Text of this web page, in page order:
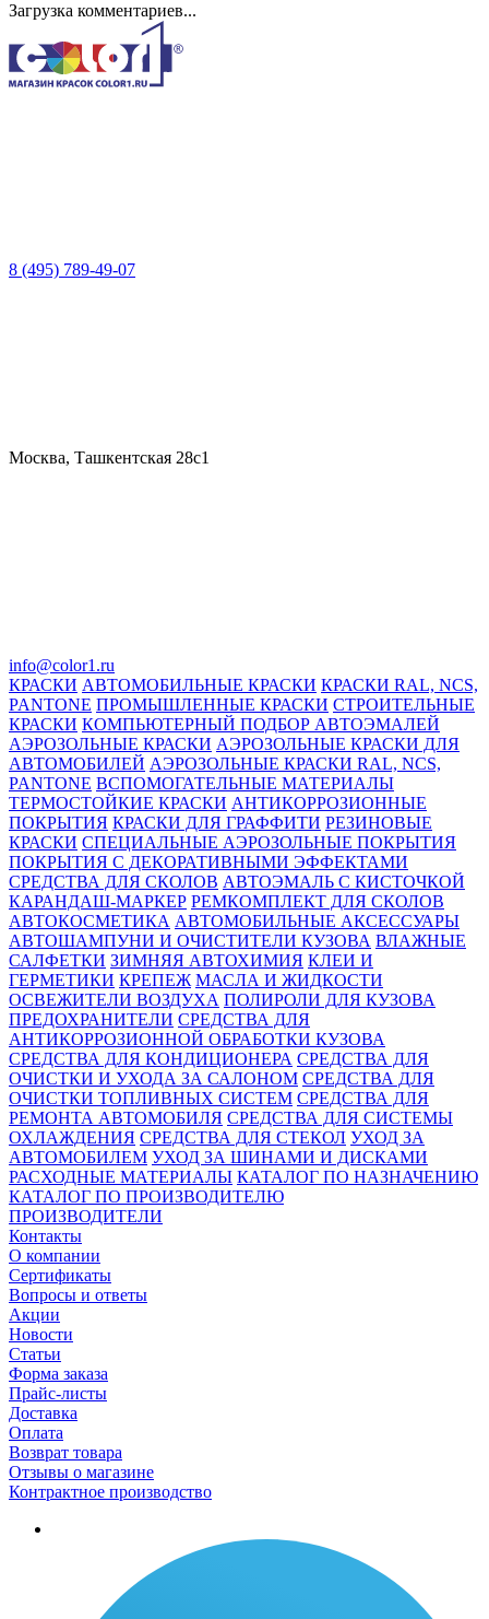
Загрузка комментариев...
8 (495) 789-49-07
Москва, Ташкентская 28с1
info@color1.ru
КРАСКИ АВТОМОБИЛЬНЫЕ КРАСКИ КРАСКИ RAL, NCS,
PANTONE ПРОМЫШЛЕННЫЕ КРАСКИ СТРОИТЕЛЬНЫЕ
КРАСКИ КОМПЬЮТЕРНЫЙ ПОДБОР АВТОЭМАЛЕЙ
АЭРОЗОЛЬНЫЕ КРАСКИ АЭРОЗОЛЬНЫЕ КРАСКИ ДЛЯ
АВТОМОБИЛЕЙ АЭРОЗОЛЬНЫЕ КРАСКИ RAL, NCS,
PANTONE ВСПОМОГАТЕЛЬНЫЕ МАТЕРИАЛЫ
ТЕРМОСТОЙКИЕ КРАСКИ АНТИКОРРОЗИОННЫЕ
ПОКРЫТИЯ КРАСКИ ДЛЯ ГРАФФИТИ РЕЗИНОВЫЕ
КРАСКИ СПЕЦИАЛЬНЫЕ АЭРОЗОЛЬНЫЕ ПОКРЫТИЯ
ПОКРЫТИЯ С ДЕКОРАТИВНЫМИ ЭФФЕКТАМИ
СРЕДСТВА ДЛЯ СКОЛОВ АВТОЭМАЛЬ С КИСТОЧКОЙ
КАРАНДАШ-МАРКЕР РЕМКОМПЛЕКТ ДЛЯ СКОЛОВ
АВТОКОСМЕТИКА АВТОМОБИЛЬНЫЕ АКСЕССУАРЫ
АВТОШАМПУНИ И ОЧИСТИТЕЛИ КУЗОВА ВЛАЖНЫЕ
САЛФЕТКИ ЗИМНЯЯ АВТОХИМИЯ КЛЕИ И
ГЕРМЕТИКИ КРЕПЕЖ МАСЛА И ЖИДКОСТИ
ОСВЕЖИТЕЛИ ВОЗДУХА ПОЛИРОЛИ ДЛЯ КУЗОВА
ПРЕДОХРАНИТЕЛИ СРЕДСТВА ДЛЯ
АНТИКОРРОЗИОННОЙ ОБРАБОТКИ КУЗОВА
СРЕДСТВА ДЛЯ КОНДИЦИОНЕРА СРЕДСТВА ДЛЯ
ОЧИСТКИ И УХОДА ЗА САЛОНОМ СРЕДСТВА ДЛЯ
ОЧИСТКИ ТОПЛИВНЫХ СИСТЕМ СРЕДСТВА ДЛЯ
РЕМОНТА АВТОМОБИЛЯ СРЕДСТВА ДЛЯ СИСТЕМЫ
ОХЛАЖДЕНИЯ СРЕДСТВА ДЛЯ СТЕКОЛ УХОД ЗА
АВТОМОБИЛЕМ УХОД ЗА ШИНАМИ И ДИСКАМИ
РАСХОДНЫЕ МАТЕРИАЛЫ КАТАЛОГ ПО НАЗНАЧЕНИЮ
КАТАЛОГ ПО ПРОИЗВОДИТЕЛЮ
ПРОИЗВОДИТЕЛИ
Контакты
О компании
Сертификаты
Вопросы и ответы
Акции
Новости
Статьи
Форма заказа
Прайс-листы
Доставка
Оплата
Возврат товара
Отзывы о магазине
Контрактное производство